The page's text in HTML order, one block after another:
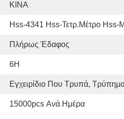
ΚΙΝΑ
Hss-4341 Hss-Τετρ.μέτρο Hss-
Πλήρως Έδαφος
6H
Εγχειρίδιο Που Τρυπά,
15000pcs Ανά Ημέρα